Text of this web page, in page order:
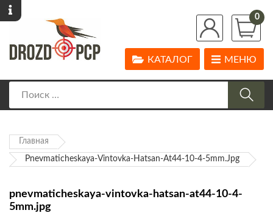
0
МЕНЮ
КАТАЛОГ
Главная
Pnevmaticheskaya-Vintovka-Hatsan-At44-10-4-5mm.jpg
pnevmaticheskaya-vintovka-hatsan-at44-10-4-
5mm.jpg